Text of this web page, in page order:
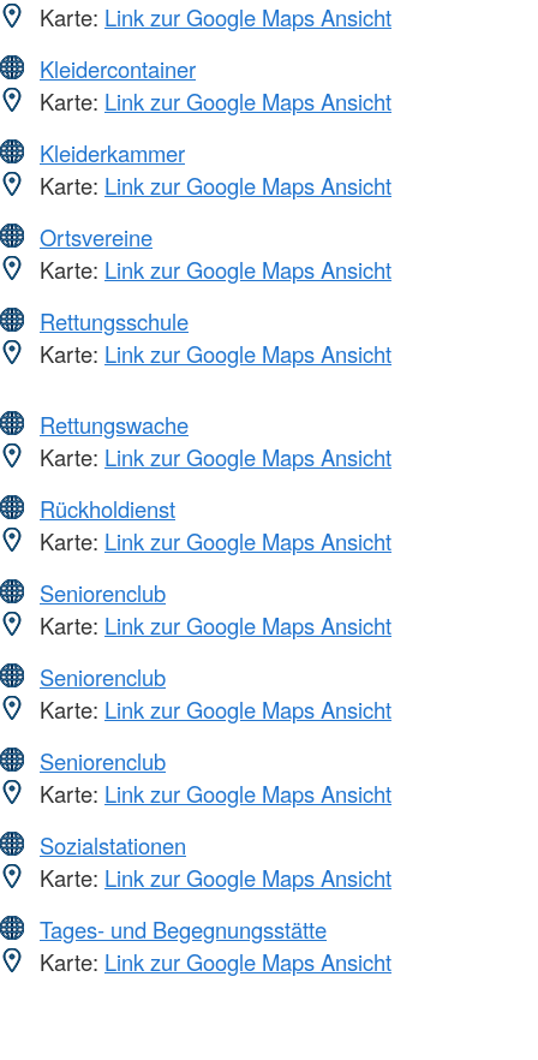
Karte: Link zur Google Maps Ansicht
Kleidercontainer
Karte: Link zur Google Maps Ansicht
Kleiderkammer
Karte: Link zur Google Maps Ansicht
Ortsvereine
Karte: Link zur Google Maps Ansicht
Rettungsschule
Karte: Link zur Google Maps Ansicht
Rettungswache
Karte: Link zur Google Maps Ansicht
Rückholdienst
Karte: Link zur Google Maps Ansicht
Seniorenclub
Karte: Link zur Google Maps Ansicht
Seniorenclub
Karte: Link zur Google Maps Ansicht
Seniorenclub
Karte: Link zur Google Maps Ansicht
Sozialstationen
Karte: Link zur Google Maps Ansicht
Tages- und Begegnungsstätte
Karte: Link zur Google Maps Ansicht